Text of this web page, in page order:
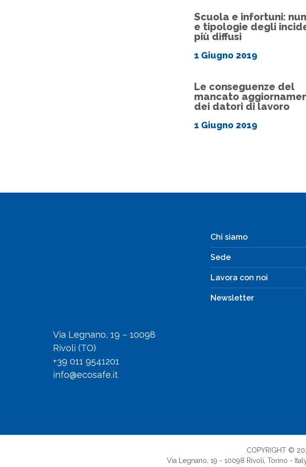
Scuola e infortuni:
e tipologie degli
più diffusi
1 Giugno 2019
Le conseguenze del
mancato
dei datori di lavoro
1 Giugno 2019
Via Legnano, 19 – 10098
Rivoli (TO)
+39 011 9541201
info@ecosafe.it
Chi siamo
Sede
Lavora con noi
Newsletter
COPYRIGHT ©
Via Legnano, 19 - 10098 Rivoli, Torino -